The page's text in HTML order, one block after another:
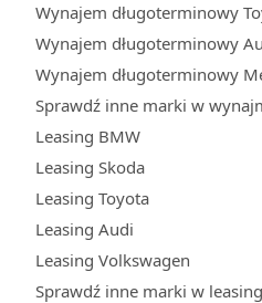
Wynajem długoterminowy
Wynajem długoterminowy
Wynajem długoterminowy
Sprawdź inne marki w
Leasing BMW
Leasing Skoda
Leasing Toyota
Leasing Audi
Leasing Volkswagen
Sprawdź inne marki w